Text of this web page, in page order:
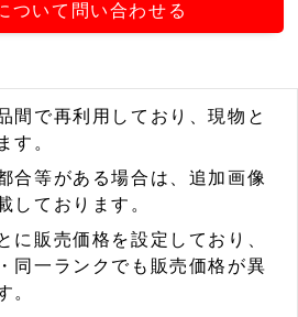
ついて問い合わせる
間で再利用しており、現物と
す。
合等がある場合は、追加画像
しております。
に販売価格を設定しており、
同一ランクでも販売価格が異
。